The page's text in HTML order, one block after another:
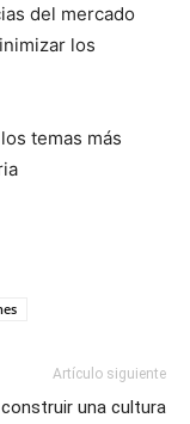
del mercado
los
temas más
Artículo siguiente
una cultura